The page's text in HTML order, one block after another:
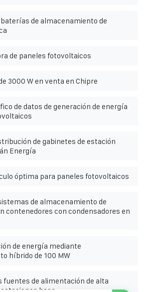
de almacenamiento de
de paneles fotovoltaicos
3000 W en venta en Chipre
de datos de generación de energía
de gabinetes de estación
Energía
óptima para paneles fotovoltaicos
de almacenamiento de
contenedores con condensadores en
de energía mediante
híbrido de 100 MW
fuentes de alimentación de alta
base